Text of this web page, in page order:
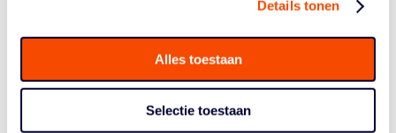
Details tonen
Alles toestaan
Selectie toestaan
Het schema van de online cursussen t/m 30 mei 2021